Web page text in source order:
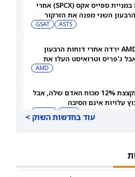
הירידה במניית ספייס אקס (SPCX) אחרי
השני מפנה את הזרקור
סל חלל עם חשיפה גבוהה
ASTS
GSAT
מניית AMD ירדה אחרי דוחות הרבעון
ג'פריס וטרואיסט העלו את
AMD
אטסי מקצצת 12% מכוח האדם שלה, אבל
למניית אנבידיה (אנבידיה)
עוד בחדשות השוק >